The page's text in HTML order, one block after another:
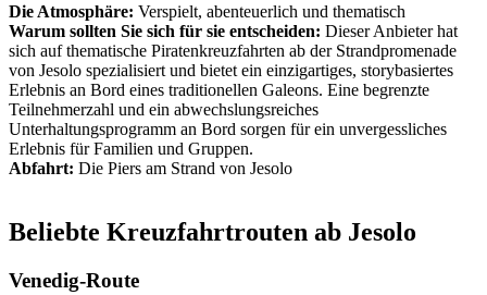
Die Atmosphäre: Verspielt, abenteuerlich und thematisch
Warum sollten Sie sich für sie entscheiden: Dieser Anbieter hat
sich auf thematische Piratenkreuzfahrten ab der Strandpromenade
von Jesolo spezialisiert und bietet ein einzigartiges, storybasiertes
Erlebnis an Bord eines traditionellen Galeons. Eine begrenzte
Teilnehmerzahl und ein abwechslungsreiches
Unterhaltungsprogramm an Bord sorgen für ein unvergessliches
Erlebnis für Familien und Gruppen.
Abfahrt: Die Piers am Strand von Jesolo
Beliebte Kreuzfahrtrouten ab Jesolo
Venedig-Route